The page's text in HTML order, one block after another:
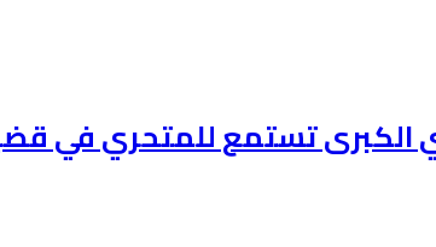
تستمع للمتحري في